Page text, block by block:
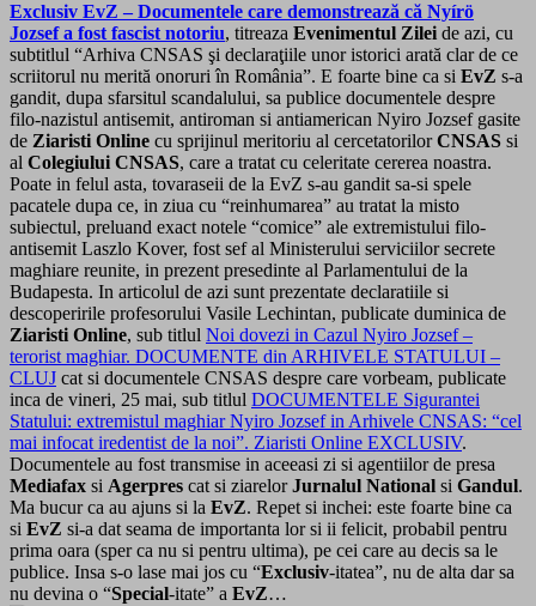
Exclusiv EvZ – Documentele care demonstrează că Nyírö
Jozsef a fost fascist notoriu, titreaza Evenimentul Zilei de azi, cu
subtitlul “Arhiva CNSAS şi declaraţiile unor istorici arată clar de ce
scriitorul nu merită onoruri în România”. E foarte bine ca si EvZ s-a
gandit, dupa sfarsitul scandalului, sa publice documentele despre
filo-nazistul antisemit, antiroman si antiamerican Nyiro Jozsef gasite
de Ziaristi Online cu sprijinul meritoriu al cercetatorilorCNSAS si
al Colegiului CNSAS, care a tratat cu celeritate cererea noastra.
Poate in felul asta, tovaraseii de la EvZ s-au gandit sa-si spele
pacatele dupa ce, in ziua cu “reinhumarea” au tratat la misto
subiectul, preluand exact notele “comice” ale extremistului filo-
antisemit Laszlo Kover, fost sef al Ministerului serviciilor secrete
maghiare reunite, in prezent presedinte al Parlamentului de la
Budapesta. In articolul de azi sunt prezentate declaratiile si
descoperirile profesorului Vasile Lechintan, publicate duminica de
Ziaristi Online, sub titlul Noi dovezi in Cazul Nyiro Jozsef –
terorist maghiar. DOCUMENTE din ARHIVELE STATULUI –
CLUJ cat si documentele CNSAS despre care vorbeam, publicate
inca de vineri, 25 mai, sub titlul DOCUMENTELE Sigurantei
Statului: extremistul maghiar Nyiro Jozsef in Arhivele CNSAS: “cel
mai infocat iredentist de la noi”. Ziaristi Online EXCLUSIV.
Documentele au fost transmise in aceeasi zi si agentiilor de presa
Mediafax si Agerpres cat si ziarelorJurnalul National si Gandul.
Ma bucur ca au ajuns si la EvZ. Repet si inchei: este foarte bine ca
si EvZ si-a dat seama de importanta lor si ii felicit, probabil pentru
prima oara (sper ca nu si pentru ultima), pe cei care au decis sa le
publice. Insa s-o lase mai jos cu “Exclusiv-itatea”, nu de alta dar sa
nu devina o “Special-itate” a EvZ…